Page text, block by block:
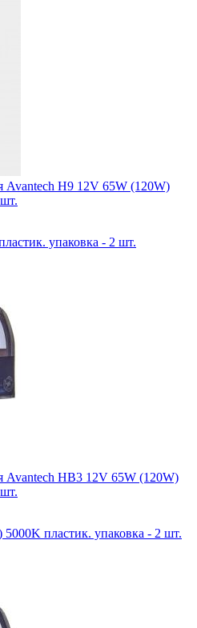
Avantech H9 12V 65W (120W)
упаковка - 2 шт.
Avantech HB3 12V 65W (120W)
пластик. упаковка - 2 шт.